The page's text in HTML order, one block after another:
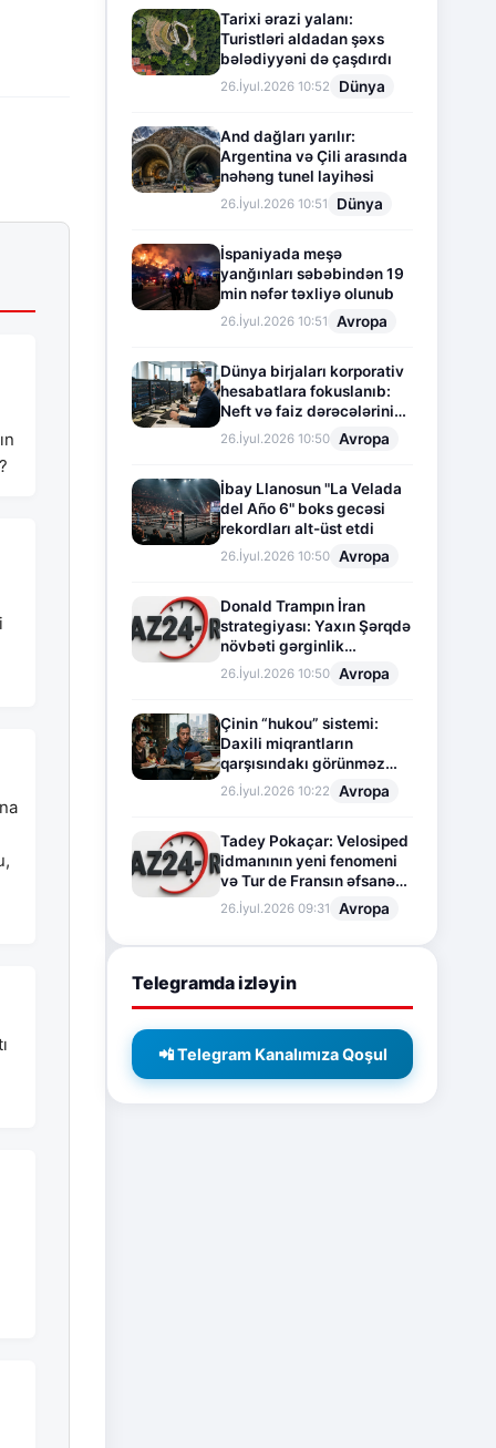
Tarixi ərazi yalanı:
Turistləri aldadan şəxs
bələdiyyəni də çaşdırdı
26.İyul.2026 10:52 Dünya
And dağları yarılır:
Argentina və Çili arasında
nəhəng tunel layihəsi
26.İyul.2026 10:51 Dünya
İspaniyada meşə
yanğınları səbəbindən 19
min nəfər təxliyə olunub
26.İyul.2026 10:51 Avropa
Dünya birjaları korporativ
hesabatlara fokuslanıb:
Neft və faiz dərəcələrinin
təsiri altında cari vəziyyət
26.İyul.2026 10:50 Avropa
İbay Llanosun "La Velada
del Año 6" boks gecəsi
rekordları alt-üst etdi
26.İyul.2026 10:50 Avropa
Donald Trampın İran
strategiyası: Yaxın Şərqdə
növbəti gərginlik
mərhələsi
26.İyul.2026 10:50 Avropa
Çinin “hukou” sistemi:
Daxili miqrantların
qarşısındakı görünməz
sədd
26.İyul.2026 10:22 Avropa
Tadey Pokaçar: Velosiped
idmanının yeni fenomeni
və Tur de Fransın əfsanəvi
səhifəsi
26.İyul.2026 09:31 Avropa
Telegramda izləyin
📲 Telegram Kanalımıza Qoşul